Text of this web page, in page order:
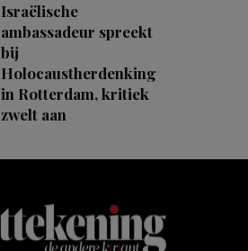
Israëlische
ambassadeur spreekt
bij
Holocaustherdenking
in Rotterdam, kritiek
zwelt aan